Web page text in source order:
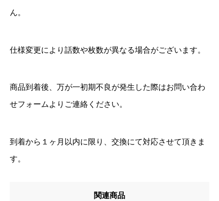
ん。
仕様変更により話数や枚数が異なる場合がございます。
商品到着後、万が一初期不良が発生した際はお問い合わ
せフォームよりご連絡ください。
到着から１ヶ月以内に限り、交換にて対応させて頂きま
す。
関連商品